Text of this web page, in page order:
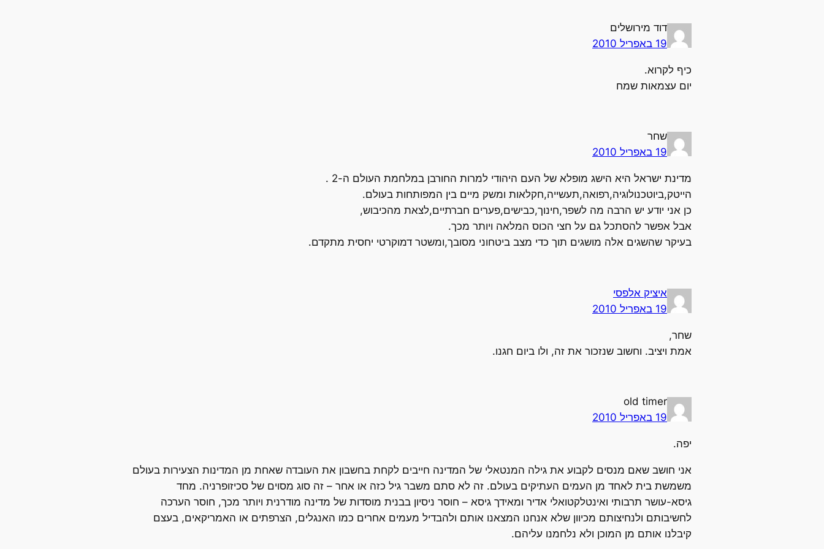
דוד מירושלים
19 באפריל 2010
כיף לקרוא.
יום עצמאות שמח
שחר
19 באפריל 2010
מדינת ישראל היא הישג מופלא של העם היהודי למרות החורבן במלחמת העולם ה-2 .
הייטק,ביוטכנולוגיה,רפואה,תעשייה,חקלאות ומשק מיים בין המפותחות בעולם.
כן אני יודע יש הרבה מה לשפר,חינוך,כבישים,פערים חברתיים,לצאת מהכיבוש,
אבל אפשר להסתכל גם על חצי הכוס המלאה ויותר מכך.
בעיקר שהשגים אלה מושגים תוך כדי מצב ביטחוני מסובך,ומשטר דמוקרטי יחסית מתקדם.
איציק אלפסי
19 באפריל 2010
שחר,
אמת ויציב. וחשוב שנזכור את זה, ולו ביום חגנו.
old timer
19 באפריל 2010
יפה.
אני חושב שאם מנסים לקבוע את גילה המנטאלי של המדינה חייבים לקחת בחשבון את העובדה שאחת מן המדינות הצעירות בעולם
משמשת בית לאחד מן העמים העתיקים בעולם. זה לא סתם משבר גיל כזה או אחר – זה סוג מסוים של סכיזופרניה. מחד
גיסא-עושר תרבותי ואינטלקטואלי אדיר ומאידך גיסא – חוסר ניסיון בבנית מוסדות של מדינה מודרנית ויותר מכך, חוסר הערכה
לחשיבותם ולנחיצותם מכיוון שלא אנחנו המצאנו אותם ולהבדיל מעמים אחרים כמו האנגלים, הצרפתים או האמריקאים, בעצם
קיבלנו אותם מן המוכן ולא נלחמנו עליהם.